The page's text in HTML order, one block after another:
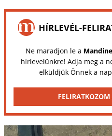
HÍRLEVÉL-
Ne maradjon le a
hírlevelünkre! Adja meg a
elküldjük Önnek a